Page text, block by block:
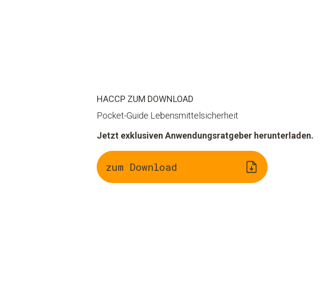
HACCP ZUM DOWNLOAD
Pocket-Guide Lebensmittelsicherheit
Jetzt exklusiven Anwendungsratgeber herunterladen.
zum Download